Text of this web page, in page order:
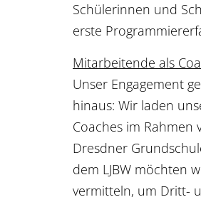
Schülerinnen und
erste
Mitarbeitende als
Unser Engagement
hinaus: Wir laden
Coaches im Rahmen
Dresdner
dem LJBW möchten
vermitteln, um Dritt-